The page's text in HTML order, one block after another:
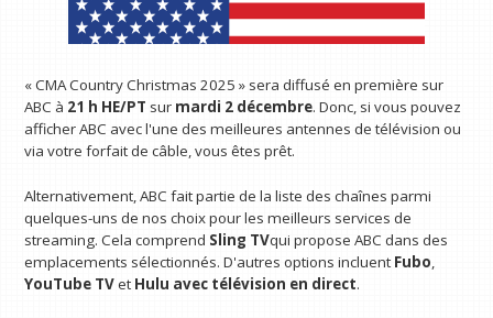
« CMA Country Christmas 2025 » sera diffusé en première sur
ABC à 21 h HE/PT sur mardi 2 décembre. Donc, si vous pouvez
afficher ABC avec l'une des meilleures antennes de télévision ou
via votre forfait de câble, vous êtes prêt.
Alternativement, ABC fait partie de la liste des chaînes parmi
quelques-uns de nos choix pour les meilleurs services de
streaming. Cela comprend Sling TVqui propose ABC dans des
emplacements sélectionnés. D'autres options incluent Fubo,
YouTube TVet Hulu avec télévision en direct.